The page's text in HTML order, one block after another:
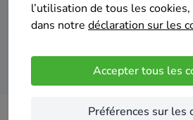
l’utilisation de tous les
dans notre déclaration sur les
Accepter tous les
Préférences sur les
Comparer des